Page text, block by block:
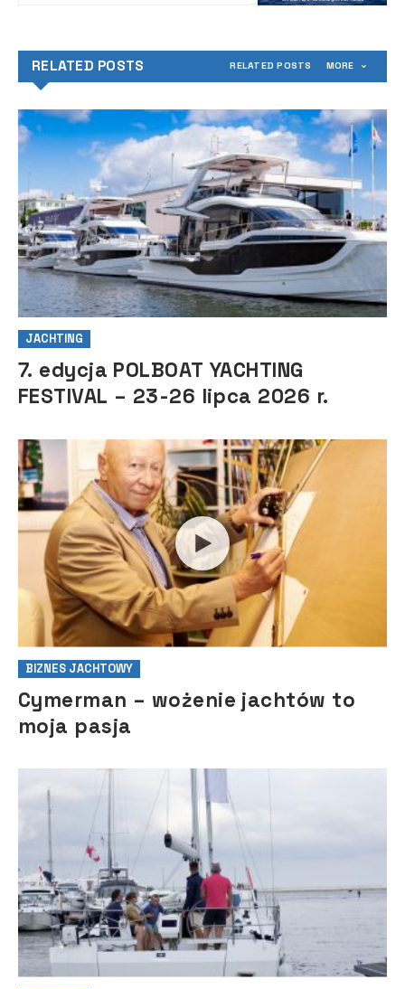
RELATED POSTS RELATED POSTS MORE
JACHTING
7. edycja POLBOAT YACHTING
FESTIVAL – 23-26 lipca 2026 r.
BIZNES JACHTOWY
Cymerman – wożenie jachtów to
moja pasja